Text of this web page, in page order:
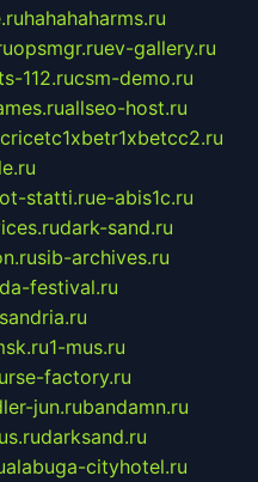
hahahaharms.ru
opsmgr.ruev-gallery.ru
112.rucsm-demo.ru
allseo-host.ru
cricetc1xbetr1xbetcc2.ru
statti.rue-abis1c.ru
dark-sand.ru
sib-archives.ru
festival.ru
1-mus.ru
factory.ru
jun.rubandamn.ru
darksand.ru
alabuga-cityhotel.ru